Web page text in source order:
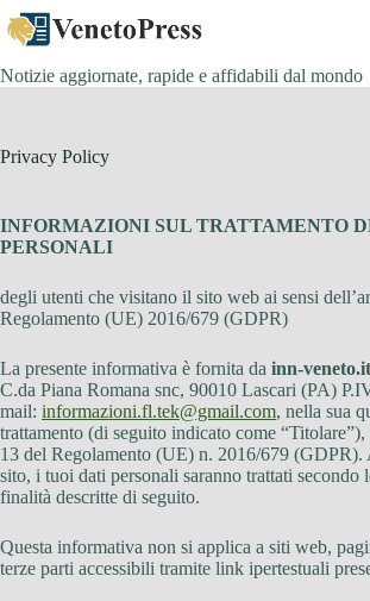
Salta
al
contenuto
Notizie aggiornate, rapide e affidabili dal mondo
Privacy Policy
INFORMAZIONI SUL TRATTAMENTO
PERSONALI
degli utenti che visitano il sito web ai sensi
Regolamento (UE) 2016/679 (GDPR)
La presente informativa è fornita da inn-veneto.it
C.da Piana Romana snc, 90010 Lascari (PA)
mail: informazioni.fl.tek@gmail.com, nella sua
trattamento (di seguito indicato come
13 del Regolamento (UE) n. 2016/679 (GDPR).
sito, i tuoi dati personali saranno trattati secondo
finalità descritte di seguito.
Questa informativa non si applica a siti web,
terze parti accessibili tramite link ipertestuali